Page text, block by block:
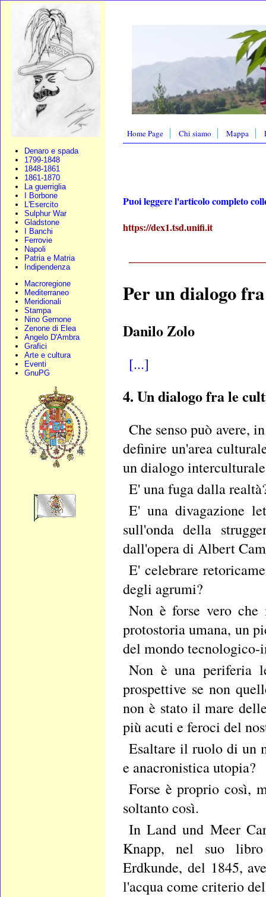
Denaro e spada
1799-1848
1848-1861
1861-1870
La guerriglia
I Borbone
L'Esercito
Sulphur War
Gladstone
I Banchi
Ferrovie
Napoli
Patria e Matria
Indipendenza
Macroregione
Mediterraneo
Meridionali
Stampa
Nino Gernone
Zenone di Elea
Angelo D'Ambra
Grafici
Arte e cultura
Eventi
GnuPG
Home Page Chi siamo Mappa
Puoi leggere l'articolo completo
https://dex1.tsd.unifi.it
Per un dialogo
Danilo Zolo
[...]
4. Un dialogo fra le
Che senso può avere,
definire un'area
un dialogo
E' una fuga dalla
E' una divagazione
sull'onda della
dall'opera di Albert
E' celebrare
degli agrumi?
Non è forse vero
protostoria umana, un
del mondo tecnologico-
Non è una periferia
prospettive se non
non è stato il mare
più acuti e feroci del
Esaltare il ruolo di un
e anacronistica utopia?
Forse è proprio così,
soltanto così.
In Land und Meer
Knapp, nel suo libro
Erdkunde, del 1845,
l'acqua come criterio